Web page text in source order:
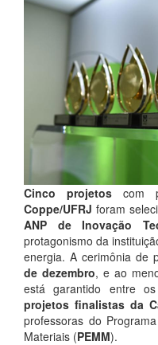
Cinco projetos com
Coppe/UFRJ foram
ANP de Inovação
protagonismo da
energia. A cerimônia de
de dezembro, e ao
está garantido entre
projetos finalistas da
professoras do
Materiais (PEMM).